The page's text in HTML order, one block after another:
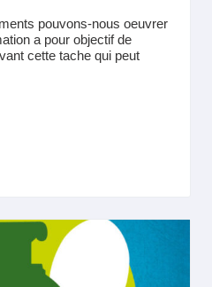
pouvons-nous oeuvrer
a pour objectif de
cette tache qui peut